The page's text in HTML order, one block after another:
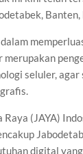
seluler, agar
(JAYA)
digital